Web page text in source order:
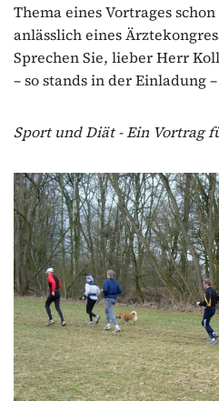
Thema eines Vortrages schon
anlässlich eines
Sprechen Sie, lieber Herr
– so stands in der Einladung
Sport und Diät - Ein Vortrag